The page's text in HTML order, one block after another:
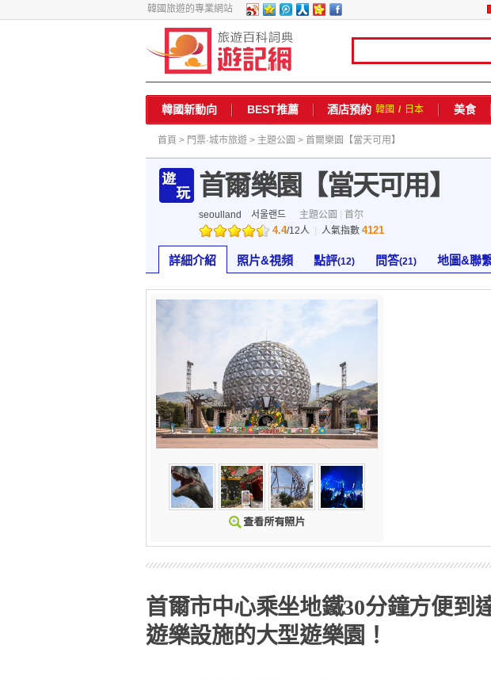
韓國旅遊的專業網站
韓國新動向 BEST推薦 酒店預約 韓國 / 日本 美食
首頁 > 門票·城市旅遊 > 主題公園 > 首爾樂園【當天可用】
首爾樂園【當天可用】
seoulland 서울랜드 主題公園 首尔
4.4/12人 人氣指數 4121
詳細介紹 照片&視頻 點評(12) 問答(21) 地圖&聯
首爾市中心乘坐地鐵30分鐘方便到
遊樂設施的大型遊樂園！